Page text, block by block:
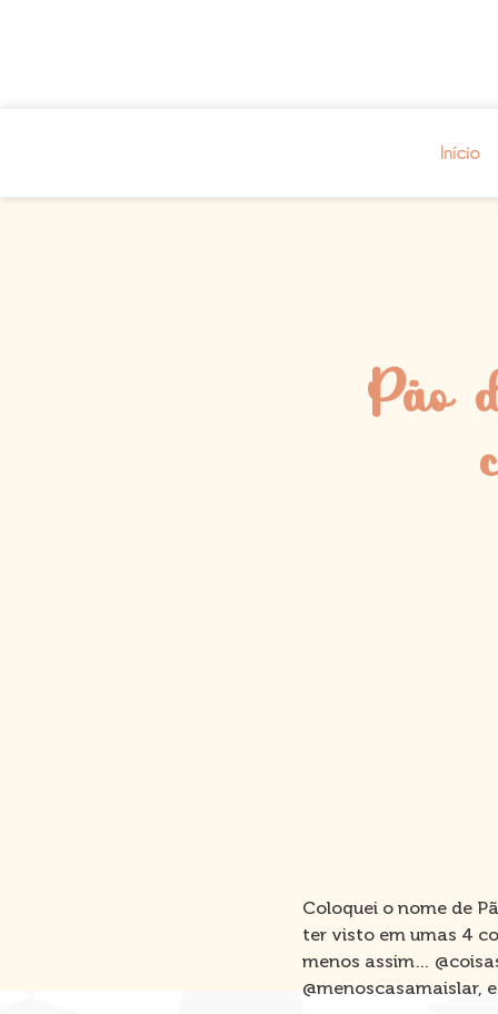
Início
Pão
Coloquei o nome de
ter visto em umas 4
menos assim…
@menoscasamaislar,